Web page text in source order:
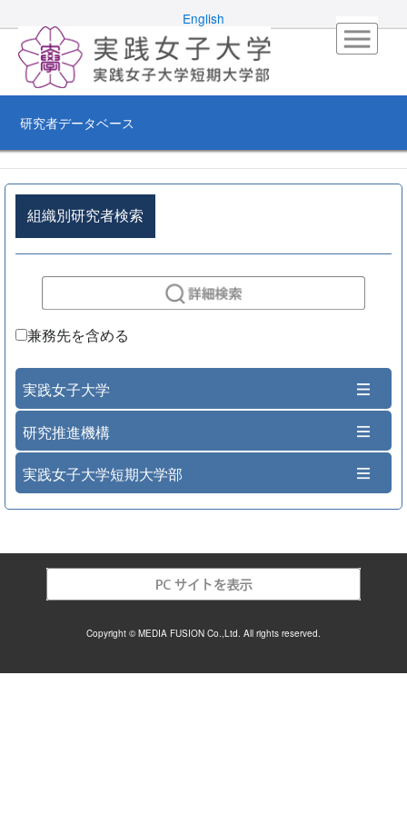
English
研究者データベース
組織別研究者検索
兼務先を含める
実践女子大学
研究推進機構
実践女子大学短期大学部
Copyright © MEDIA FUSION Co.,Ltd. All rights reserved.